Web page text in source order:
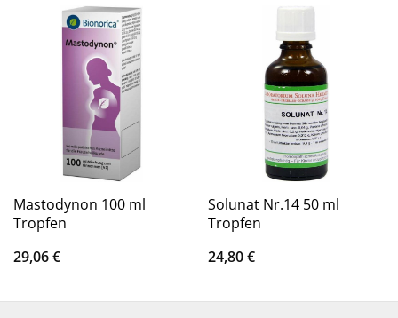
Mastodynon 100 ml
Tropfen
29,06€
Solunat Nr.14 50 ml
Tropfen
24,80€